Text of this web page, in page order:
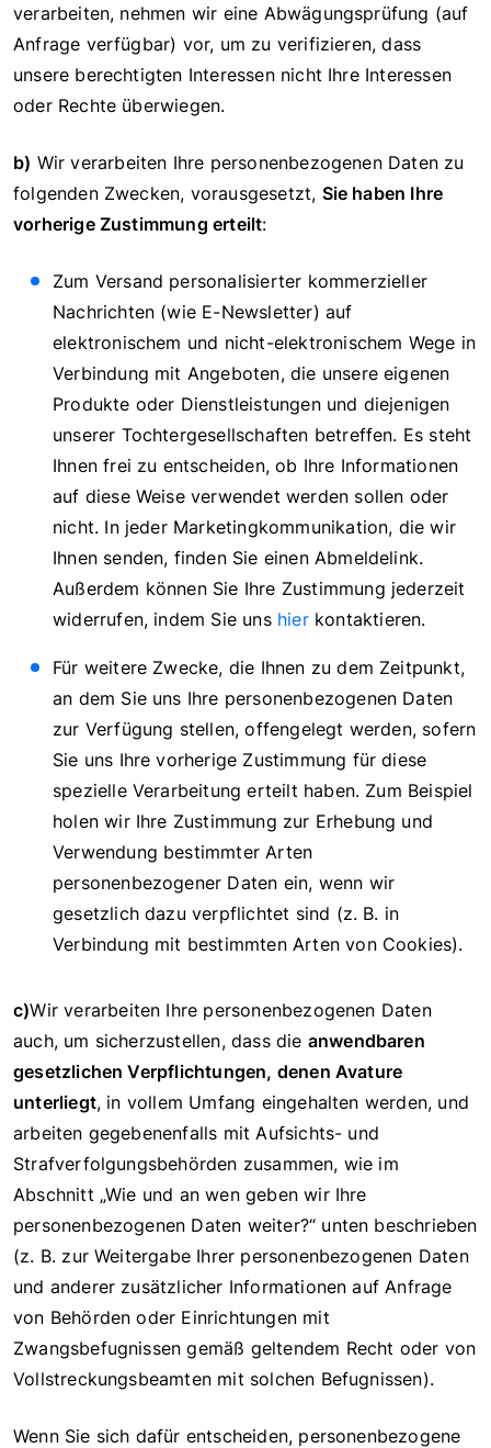
verarbeiten, nehmen wir eine Abwägungsprüfung (auf
Anfrage verfügbar) vor, um zu verifizieren, dass
unsere berechtigten Interessen nicht Ihre Interessen
oder Rechte überwiegen.
b) Wir verarbeiten Ihre personenbezogenen Daten zu
folgenden Zwecken, vorausgesetzt, Sie haben Ihre
vorherige Zustimmung erteilt:
Zum Versand personalisierter kommerzieller
Nachrichten (wie E-Newsletter) auf
elektronischem und nicht-elektronischem Wege in
Verbindung mit Angeboten, die unsere eigenen
Produkte oder Dienstleistungen und diejenigen
unserer Tochtergesellschaften betreffen. Es steht
Ihnen frei zu entscheiden, ob Ihre Informationen
auf diese Weise verwendet werden sollen oder
nicht. In jeder Marketingkommunikation, die wir
Ihnen senden, finden Sie einen Abmeldelink.
Außerdem können Sie Ihre Zustimmung jederzeit
widerrufen, indem Sie uns hierkontaktieren.
Für weitere Zwecke, die Ihnen zu dem Zeitpunkt,
an dem Sie uns Ihre personenbezogenen Daten
zur Verfügung stellen, offengelegt werden, sofern
Sie uns Ihre vorherige Zustimmung für diese
spezielle Verarbeitung erteilt haben. Zum Beispiel
holen wir Ihre Zustimmung zur Erhebung und
Verwendung bestimmter Arten
personenbezogener Daten ein, wenn wir
gesetzlich dazu verpflichtet sind (z. B. in
Verbindung mit bestimmten Arten von Cookies).
c)Wir verarbeiten Ihre personenbezogenen Daten
auch, um sicherzustellen, dass die anwendbaren
gesetzlichen Verpflichtungen, denen Avature
unterliegt, in vollem Umfang eingehalten werden, und
arbeiten gegebenenfalls mit Aufsichts- und
Strafverfolgungsbehörden zusammen, wie im
Abschnitt „Wie und an wen geben wir Ihre
personenbezogenen Daten weiter?“ unten beschrieben
(z. B. zur Weitergabe Ihrer personenbezogenen Daten
und anderer zusätzlicher Informationen auf Anfrage
von Behörden oder Einrichtungen mit
Zwangsbefugnissen gemäß geltendem Recht oder von
Vollstreckungsbeamten mit solchen Befugnissen).
Wenn Sie sich dafür entscheiden, personenbezogene